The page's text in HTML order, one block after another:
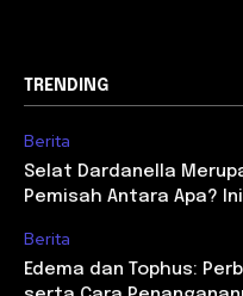
TRENDING
Berita
Selat Dardanella
Pemisah Antara Apa?
Berita
Edema dan Tophus: